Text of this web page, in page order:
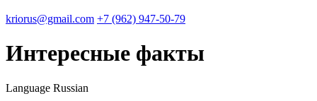
kriorus@gmail.com +7 (962) 947-50-79
Интересные факты
Language Russian